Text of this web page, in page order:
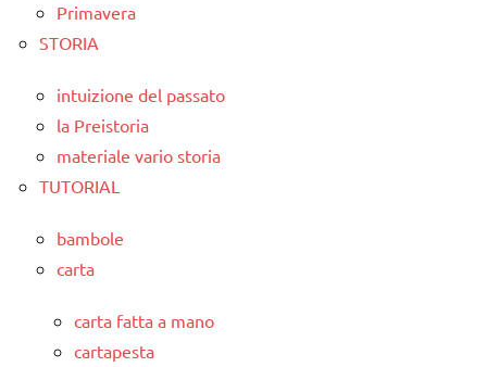
Primavera
STORIA
intuizione del passato
la Preistoria
materiale vario storia
TUTORIAL
bambole
carta
carta fatta a mano
cartapesta